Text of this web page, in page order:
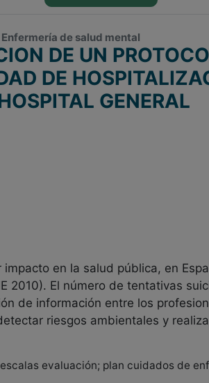
de salud mental
DE UN
DE
GENERAL
en la salud pública, en
2010). El número de tentativas
de información entre los
riesgos ambientales y
evaluación; plan cuidados de